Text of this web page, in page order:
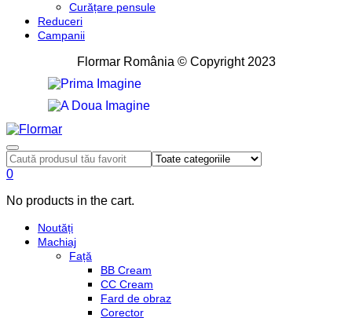
Curățare pensule
Reduceri
Campanii
Flormar România © Copyright 2023
0
No products in the cart.
Noutăți
Machiaj
Față
BB Cream
CC Cream
Fard de obraz
Corector